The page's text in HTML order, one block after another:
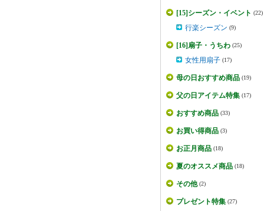
[15]シーズン・イベント (22)
行楽シーズン (9)
[16]扇子・うちわ (25)
女性用扇子 (17)
母の日おすすめ商品 (19)
父の日アイテム特集 (17)
おすすめ商品 (33)
お買い得商品 (3)
お正月商品 (18)
夏のオススメ商品 (18)
その他 (2)
プレゼント特集 (27)